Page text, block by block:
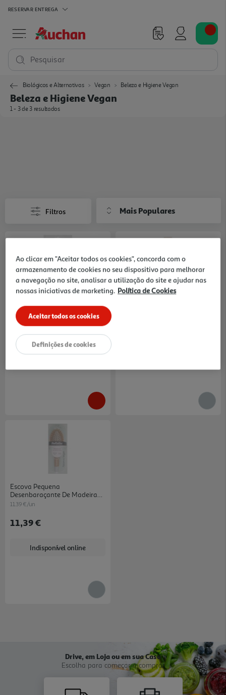
RESERVAR ENTREGA
Pesquisar
Biológicos e Alternativas Vegan Beleza e Higiene Vegan
Beleza e Higiene Vegan
1 - 3 de 3 resultados
Filtros Mais Populares
Autobronzeador Dupla Face
Sunkissed
7 €/un
7,00 €
Escova Pequena
Desenbaraçante De Madeira
Natura&vegan Babyliss Un
11.39 €/un
11,39 €
Indisponível online
Drive, em Loja ou em sua Casa
Escolha para começar a comprar
Ao clicar em "Aceitar todos os cookies", concorda com o
armazenamento de cookies no seu dispositivo para melhorar
a navegação no site, analisar a utilização do site e ajudar nas
nossas iniciativas de marketing. Política de Cookies
Aceitar todos os cookies
Definições de cookies